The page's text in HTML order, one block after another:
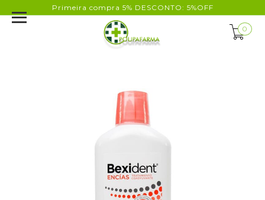
Primeira compra 5% DESCONTO: 5%OFF
0